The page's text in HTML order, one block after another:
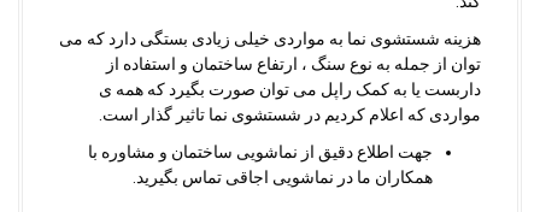
هزینه شستشوی نما به مواردی خیلی زیادی بستگی دارد که می
توان از جمله به نوع سنگ ، ارتفاع ساختمان و استفاده از
داربست یا به کمک راپل می توان صورت بگیرد که همه ی
مواردی که اعلام کردیم در شستشوی نما تاثیر گذار است.
جهت اطلاع دقیق از نماشویی ساختمان و مشاوره با
همکاران ما در نماشویی اجاقی تماس بگیرید.